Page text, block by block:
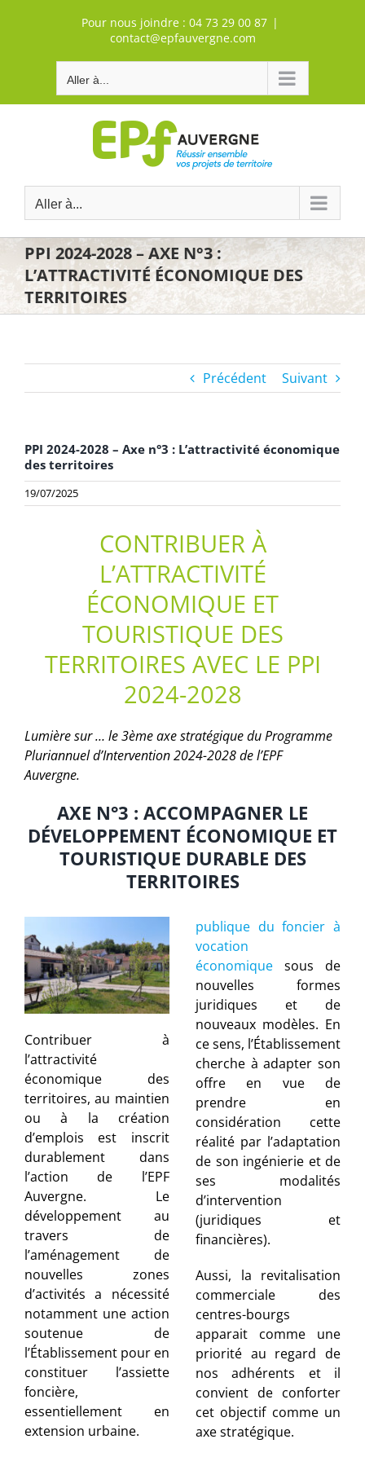
Pour nous joindre : 04 73 29 00 87 |
contact@epfauvergne.com
Aller à...
Aller à...
PPI 2024-2028 – AXE N°3 :
L’ATTRACTIVITÉ ÉCONOMIQUE DES
TERRITOIRES
Précédent Suivant
PPI 2024-2028 – Axe n°3 : L’attractivité économique
des territoires
19/07/2025
CONTRIBUER À
L’ATTRACTIVITÉ
ÉCONOMIQUE ET
TOURISTIQUE DES
TERRITOIRES AVEC LE PPI
2024-2028
Lumière sur … le 3ème axe stratégique du Programme
Pluriannuel d’Intervention 2024-2028 de l’EPF
Auvergne.
AXE N°3 : ACCOMPAGNER LE
DÉVELOPPEMENT ÉCONOMIQUE ET
TOURISTIQUE DURABLE DES
TERRITOIRES
Contribuer à
l’attractivité
économique des
territoires, au maintien
ou à la création
d’emplois est inscrit
durablement dans
l’action de l’EPF
Auvergne. Le
développement au
travers de
l’aménagement de
nouvelles zones
d’activités a nécessité
notamment une action
soutenue de
l’Établissement pour en
constituer l’assiette
foncière,
essentiellement en
extension urbaine.
publique du foncier à
vocation
économique sous de
nouvelles formes
juridiques et de
nouveaux modèles. En
ce sens, l’Établissement
cherche à adapter son
offre en vue de
prendre en
considération cette
réalité par l’adaptation
de son ingénierie et de
ses modalités
d’intervention
(juridiques et
financières).
Aussi, la revitalisation
commerciale des
centres-bourgs
apparait comme une
priorité au regard de
nos adhérents et il
convient de conforter
cet objectif comme un
axe stratégique.